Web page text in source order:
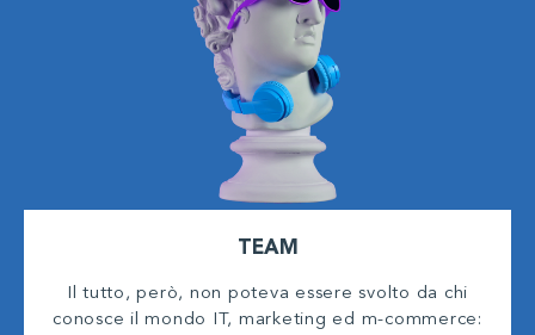
TEAM
Il tutto, però, non poteva essere svolto da chi
conosce il mondo IT, marketing ed m-commerce: